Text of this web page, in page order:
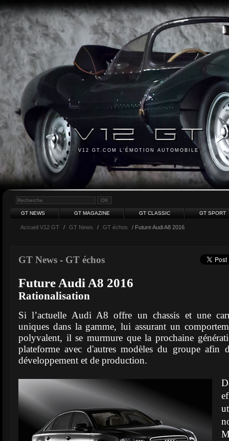
V12 GT.COM L'ÉMOTION AUTOMOBILE
GT NEWS GT MAGAZINE GT CLASSIC GT SPORT
Accueil V12 GT / GT News / GT échos / Future Audi A8 2016
GT News - GT échos
Future Audi A8 2016
Rationalisation
Si l’actuelle Audi A8 offre un chassis et une
uniques dans la gamme, lui assurant un
polyvalent, il se murmure que la prochaine
plateforme avec d'autres modèles du groupe afin
développement et de production.